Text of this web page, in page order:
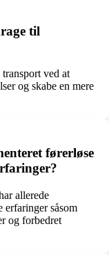
til
ved at
og skabe en mere
førerløse
allerede
erfaringer såsom
og forbedret